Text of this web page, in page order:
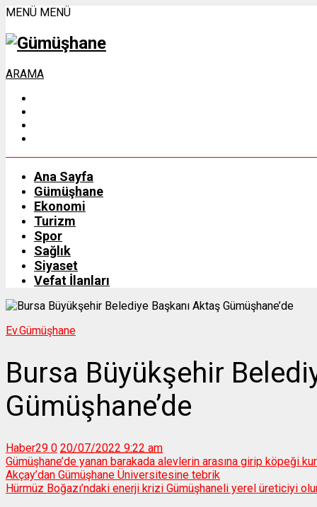
MENÜ MENÜ
ARAMA
Ana Sayfa
Gümüşhane
Ekonomi
Turizm
Spor
Sağlık
Siyaset
Vefat İlanları
Ev.Gümüşhane
Bursa Büyükşehir
Gümüşhane’de
Haber29 0 20/07/2022 9:22 am
Gümüşhane’de yanan barakada alevlerin arasına girip köpeği
Akçay’dan Gümüşhane Üniversitesine tebrik
Hürmüz Boğazı’ndaki enerji krizi Gümüşhaneli yerel üreticiyi